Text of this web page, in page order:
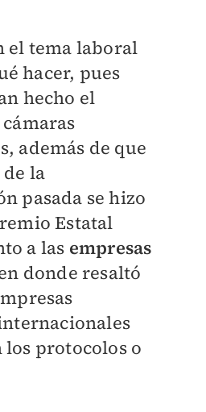
el tema laboral
hacer, pues
hecho el
además de que
la
pasada se hizo
Estatal
a las empresas
donde resaltó
los protocolos o